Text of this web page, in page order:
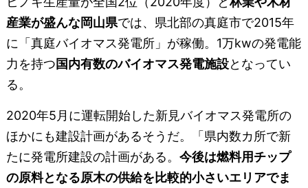
産業が盛んな岡山県では、県北部の真庭市で2015年
に「真庭バイオマス発電所」が稼働。1万kwの発電能
力を持つ国内有数のバイオマス発電施設となってい
る。
2020年5月に運転開始した新見バイオマス発電所の
ほかにも建設計画があるそうだ。「県内数カ所で新
たに発電所建設の計画がある。 今後は燃料用チップ
の原料となる原木の供給を比較的小さいエリアでま